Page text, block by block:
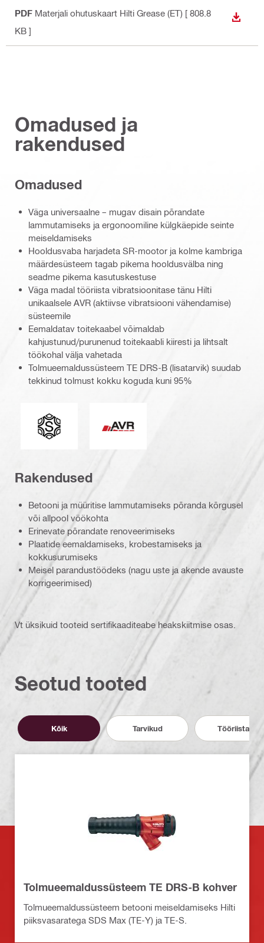
PDF Materjali ohutuskaart Hilti Grease (ET) [ 808.8
KB ]
Omadused ja
rakendused
Omadused
Väga universaalne – mugav disain põrandate
lammutamiseks ja ergonoomiline külgkäepide seinte
meiseldamiseks
Hooldusvaba harjadeta SR-mootor ja kolme kambriga
määrdesüsteem tagab pikema hooldusvälba ning
seadme pikema kasutuskestuse
Väga madal tööriista vibratsioonitase tänu Hilti
unikaalsele AVR (aktiivse vibratsiooni vähendamise)
süsteemile
Eemaldatav toitekaabel võimaldab
kahjustunud/purunenud toitekaabli kiiresti ja lihtsalt
töökohal välja vahetada
Tolmueemaldussüsteem TE DRS-B (lisatarvik) suudab
tekkinud tolmust kokku koguda kuni 95%
Liitepea
Rakendused
Betooni ja müüritise lammutamiseks põranda kõrgusel
või allpool vöökohta
Erinevate põrandate renoveerimiseks
Plaatide eemaldamiseks, krobestamiseks ja
kokkusurumiseks
Meisel parandustöödeks (nagu uste ja akende avauste
korrigeerimised)
Vt üksikuid tooteid sertifikaaditeabe heakskiitmise osas.
Seotud tooted
Kõik Tarvikud Tööriistad
Tolmueemaldussüsteem TE DRS-B kohver
Tolmueemaldussüsteem betooni meiseldamiseks Hilti
piiksvasaratega SDS Max (TE-Y) ja TE-S.